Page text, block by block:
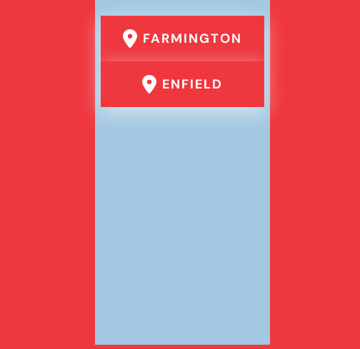
FARMINGTON
ENFIELD